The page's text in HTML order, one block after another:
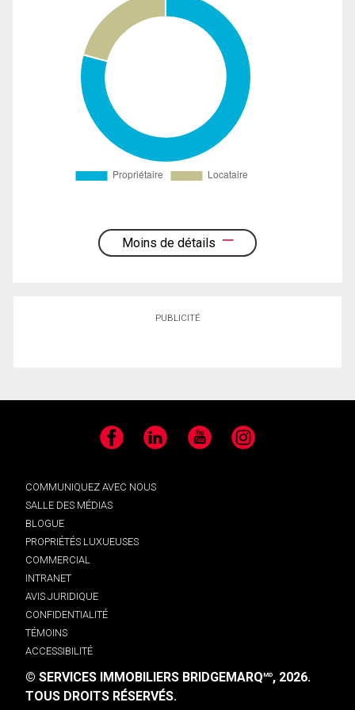
Moins de détails
PUBLICITÉ
Facebook LinkedIn YouTube Instagram
COMMUNIQUEZ AVEC NOUS
SALLE DES MÉDIAS
BLOGUE
PROPRIÉTÉS LUXUEUSES
COMMERCIAL
INTRANET
AVIS JURIDIQUE
CONFIDENTIALITÉ
TÉMOINS
ACCESSIBILITÉ
© SERVICES IMMOBILIERS BRIDGEMARQMD, 2026.
TOUS DROITS RÉSERVÉS.